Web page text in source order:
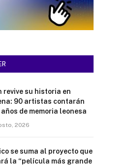
revive su historia en
90 artistas contarán
de memoria leonesa
2026
se suma al proyecto que
la “película más grande